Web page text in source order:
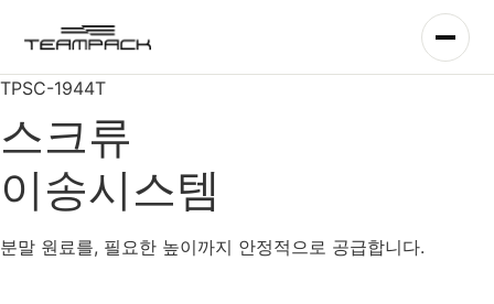
로
너
뛰
기
TPSC-1944T
스크류
이송시스템
분말 원료를, 필요한 높이까지 안정적으로 공급합니다.